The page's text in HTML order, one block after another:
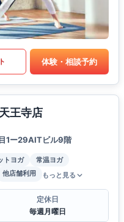
体験・相談予約
王寺店
1ー29AITビル9階
トヨガ
常温ヨガ
他店舗利用 もっと見る
定休日
毎週月曜日